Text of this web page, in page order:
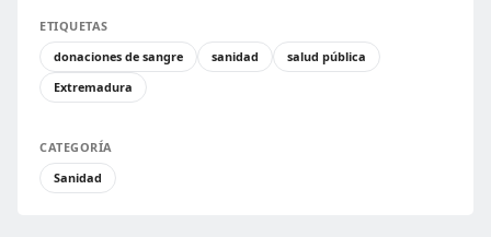
ETIQUETAS
donaciones de sangre
sanidad
salud pública
Extremadura
CATEGORÍA
Sanidad